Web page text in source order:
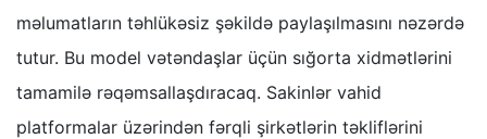
məlumatların təhlükəsiz şəkildə paylaşılmasını nəzərdə
tutur. Bu model vətəndaşlar üçün sığorta xidmətlərini
tamamilə rəqəmsallaşdıracaq. Sakinlər vahid
platformalar üzərindən fərqli şirkətlərin təkliflərini